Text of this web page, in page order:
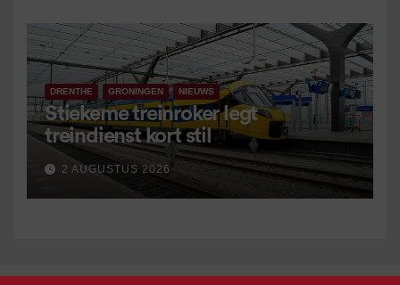
DRENTHE GRONINGEN NIEUWS
Stiekeme treinroker legt
treindienst kort stil
2 AUGUSTUS 2026